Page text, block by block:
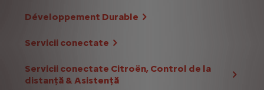
Développement Durable
Servicii conectate
Servicii conectate Citroën, Control de la
distanță & Asistență